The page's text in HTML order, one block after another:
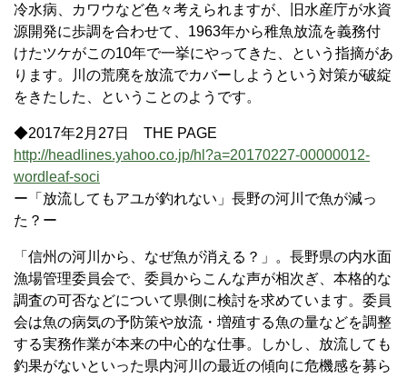
冷水病、カワウなど色々考えられますが、旧水産庁が水資
源開発に歩調を合わせて、1963年から稚魚放流を義務付
けたツケがこの10年で一挙にやってきた、という指摘があ
ります。川の荒廃を放流でカバーしようという対策が破綻
をきたした、ということのようです。
◆2017年2月27日 THE PAGE
http://headlines.yahoo.co.jp/hl?a=20170227-00000012-
wordleaf-soci
ー「放流してもアユが釣れない」長野の河川で魚が減っ
た？ー
「信州の河川から、なぜ魚が消える？」。長野県の内水面
漁場管理委員会で、委員からこんな声が相次ぎ、本格的な
調査の可否などについて県側に検討を求めています。委員
会は魚の病気の予防策や放流・増殖する魚の量などを調整
する実務作業が本来の中心的な仕事。しかし、放流しても
釣果がないといった県内河川の最近の傾向に危機感を募ら